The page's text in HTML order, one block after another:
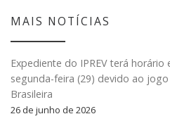
MAIS NOTÍCIAS
Expediente do IPREV terá horário
segunda-feira (29) devido ao jogo
Brasileira
26 de junho de 2026